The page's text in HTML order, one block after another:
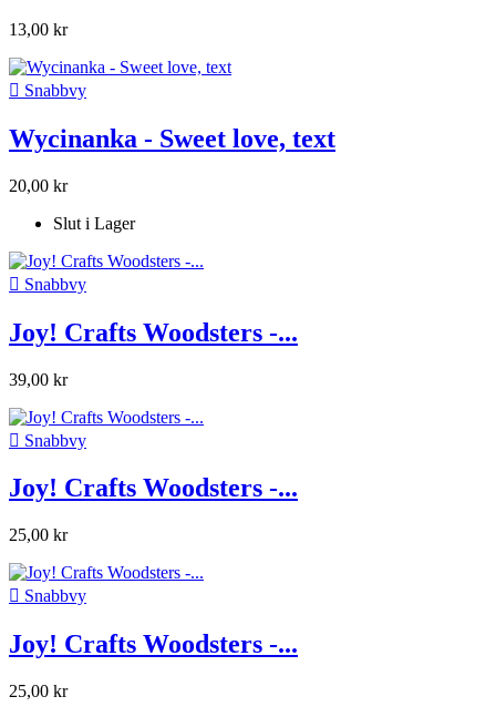
13,00 kr
 Snabbvy
Wycinanka - Sweet love, text
20,00 kr
Slut i Lager
 Snabbvy
Joy! Crafts Woodsters -...
39,00 kr
 Snabbvy
Joy! Crafts Woodsters -...
25,00 kr
 Snabbvy
Joy! Crafts Woodsters -...
25,00 kr